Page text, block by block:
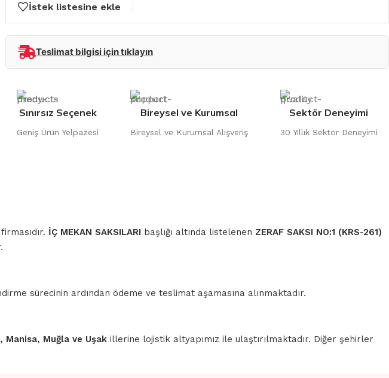
İstek listesine ekle
Teslimat bilgisi için tıklayın
Sınırsız Seçenek
Geniş Ürün Yelpazesi
Bireysel ve Kurumsal
Bireysel ve Kurumsal Alışveriş
Sektör Deneyimi
30 Yıllık Sektör Deneyimi
İÇ MEKAN SAKSILARI başlığı altında listelenen ZERAF SAKSI NO:1 (KRS-261)
sürecinin ardından ödeme ve teslimat aşamasına alınmaktadır.
Manisa, Muğla ve Uşak illerine lojistik altyapımız ile ulaştırılmaktadır. Diğer şehirler